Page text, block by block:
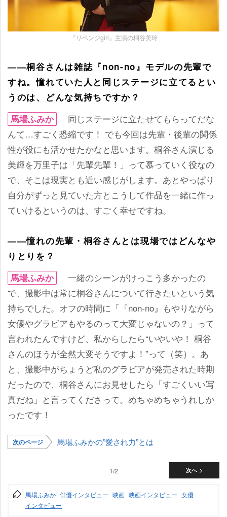
『リベンジgirl』主演の桐谷美玲
――桐谷さんは雑誌『non-no』モデルの先輩で
すね。憧れていた人と同じステージに立てるとい
うのは、どんな気持ちですか？
馬場ふみか
同じステージに立たせてもらってだな
んて…すごく恐縮です！ でも今回は先輩・後輩の関係
性が役にも活かせたかなと思います。桐谷さん演じる
美輝を万里子は「先輩先輩！」って慕っていく役なの
で、そこは現実とも近い感じがします。あとやっぱり
自分がずっと見ていた方とこうして作品を一緒に作っ
ていけるというのは、すごく幸せですね。
――憧れの先輩・桐谷さんとは現場ではどんな
りとりを？
馬場ふみか
一緒のシーンがけっこう多かったの
で、撮影中は常に桐谷さんについて行きたいという気
持ちでした。オフの時間に「『non-no』もやりながら
女優やグラビアもやるのって大変じゃないの？」って
言われたんですけど、私からしたら“いやいや！ 桐谷
さんのほうが全然大変そうですよ！”って（笑）。あ
と、撮影中がちょうど私のグラビアが発売された時期
だったので、桐谷さんにお見せしたら「すごくいい写
真だね」と言ってくださって。めちゃめちゃうれしか
ったです！
次のページ 馬場ふみかの”愛され力”とは
次へ
1/2
馬場ふみか 俳優インタビュー 映画 映画インタビュー 女優
インタビュー